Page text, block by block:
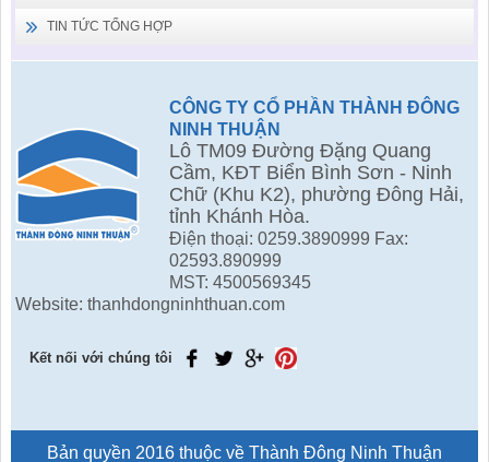
TIN TỨC TỔNG HỢP
CÔNG TY CỔ PHẦN THÀNH ĐÔNG
NINH THUẬN
Lô TM09 Đường Đặng Quang
Cầm, KĐT Biển Bình Sơn - Ninh
Chữ (Khu K2), phường Đông Hải,
tỉnh Khánh Hòa.
Điện thoại: 0259.3890999 Fax:
02593.890999
MST: 4500569345
Website: thanhdongninhthuan.com
Kết nối với chúng tôi
Bản quyền 2016 thuộc về Thành Đông Ninh Thuận